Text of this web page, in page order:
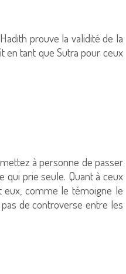
prouve la validité de la
en tant que Sutra pour ceux
à personne de passer
qui prie seule. Quant à ceux
eux, comme le témoigne le
de controverse entre les